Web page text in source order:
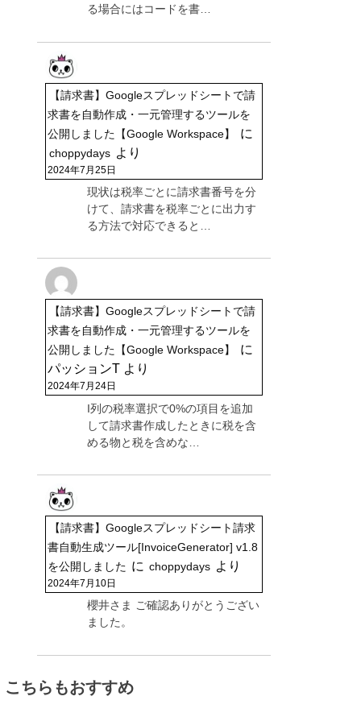
る場合にはコードを書…
【請求書】Googleスプレッドシートで請
求書を自動作成・一元管理するツールを
公開しました【Google Workspace】
に
choppydays より
2024年7月25日
現状は税率ごとに請求書番号を分
けて、請求書を税率ごとに出力す
る方法で対応できると…
【請求書】Googleスプレッドシートで請
求書を自動作成・一元管理するツールを
公開しました【Google Workspace】
に
パッションT より
2024年7月24日
I列の税率選択で0%の項目を追加
して請求書作成したときに税を含
める物と税を含めな…
【請求書】Googleスプレッドシート請求
書自動生成ツール[InvoiceGenerator] v1.8
を公開しました に choppydays より
2024年7月10日
櫻井さま ご確認ありがとうござい
ました。
こちらもおすすめ